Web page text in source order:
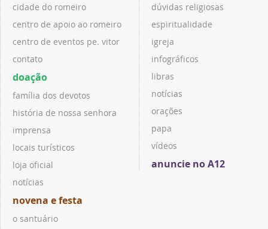
cidade do romeiro
centro de apoio ao romeiro
centro de eventos pe. vitor
contato
doação
família dos devotos
história de nossa senhora
imprensa
locais turísticos
loja oficial
notícias
novena e festa
o santuário
dúvidas religiosas
espiritualidade
igreja
infográficos
libras
notícias
orações
papa
vídeos
anuncie no A12